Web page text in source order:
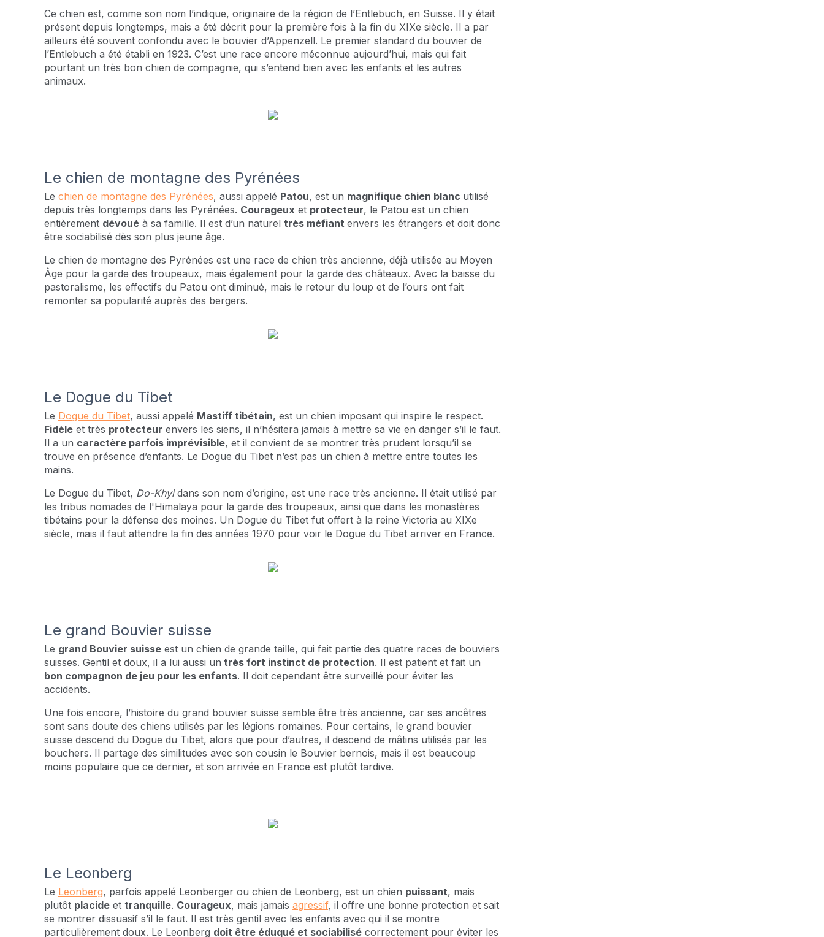
Ce chien est, comme son nom l’indique, originaire de la région de l’Entlebuch, en Suisse. Il y était
présent depuis longtemps, mais a été décrit pour la première fois à la fin du XIXe siècle. Il a par
ailleurs été souvent confondu avec le bouvier d’Appenzell. Le premier standard du bouvier de
l’Entlebuch a été établi en 1923. C’est une race encore méconnue aujourd’hui, mais qui fait
pourtant un très bon chien de compagnie, qui s’entend bien avec les enfants et les autres
animaux.
Le chien de montagne des Pyrénées
Le chien de montagne des Pyrénées, aussi appelé Patou, est un magnifique chien blanc utilisé
depuis très longtemps dans les Pyrénées. Courageux et protecteur, le Patou est un chien
entièrement dévoué à sa famille. Il est d’un naturel très méfiant envers les étrangers et doit donc
être sociabilisé dès son plus jeune âge.
Le chien de montagne des Pyrénées est une race de chien très ancienne, déjà utilisée au Moyen
Âge pour la garde des troupeaux, mais également pour la garde des châteaux. Avec la baisse du
pastoralisme, les effectifs du Patou ont diminué, mais le retour du loup et de l’ours ont fait
remonter sa popularité auprès des bergers.
Le Dogue du Tibet
Le Dogue du Tibet, aussi appelé Mastiff tibétain, est un chien imposant qui inspire le respect.
Fidèle et très protecteur envers les siens, il n’hésitera jamais à mettre sa vie en danger s’il le faut.
Il a un caractère parfois imprévisible, et il convient de se montrer très prudent lorsqu’il se
trouve en présence d’enfants. Le Dogue du Tibet n’est pas un chien à mettre entre toutes les
mains.
Le Dogue du Tibet, Do-Khyidans son nom d’origine, est une race très ancienne. Il était utilisé par
les tribus nomades de l'Himalaya pour la garde des troupeaux, ainsi que dans les monastères
tibétains pour la défense des moines. Un Dogue du Tibet fut offert à la reine Victoria au XIXe
siècle, mais il faut attendre la fin des années 1970 pour voir le Dogue du Tibet arriver en France.
Le grand Bouvier suisse
Le grand Bouvier suisse est un chien de grande taille, qui fait partie des quatre races de bouviers
suisses. Gentil et doux, il a lui aussi un très fort instinct de protection. Il est patient et fait un
bon compagnon de jeu pour les enfants. Il doit cependant être surveillé pour éviter les
accidents.
Une fois encore, l’histoire du grand bouvier suisse semble être très ancienne, car ses ancêtres
sont sans doute des chiens utilisés par les légions romaines. Pour certains, le grand bouvier
suisse descend du Dogue du Tibet, alors que pour d’autres, il descend de mâtins utilisés par les
bouchers. Il partage des similitudes avec son cousin le Bouvier bernois, mais il est beaucoup
moins populaire que ce dernier, et son arrivée en France est plutôt tardive.
Le Leonberg
Le Leonberg, parfois appelé Leonberger ou chien de Leonberg, est un chien puissant, mais
plutôt placide et tranquille. Courageux, mais jamais agressif, il offre une bonne protection et sait
se montrer dissuasif s’il le faut. Il est très gentil avec les enfants avec qui il se montre
particulièrement doux. Le Leonberg doit être éduqué et sociabilisé correctement pour éviter les